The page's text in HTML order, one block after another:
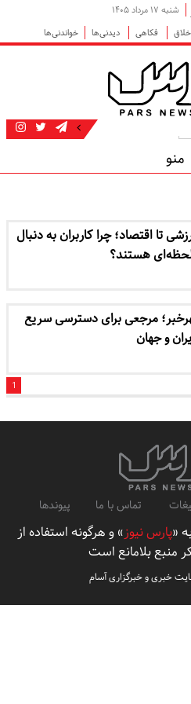
شنبه ۱۷ مرداد ۱۴۰۵
فکاهی دیدنی‌ها خواندنی‌ها
منو
تا اقتصاد؛ چرا کاربران به دنبال
هستند؟
مرجعی برای دسترسی سریع
و جهان
1
تماس با ما پیوندها
«پارس نیوز» و هرگونه استفاده از
منبع بلامانع است
خبری و خبرگزاری آسام